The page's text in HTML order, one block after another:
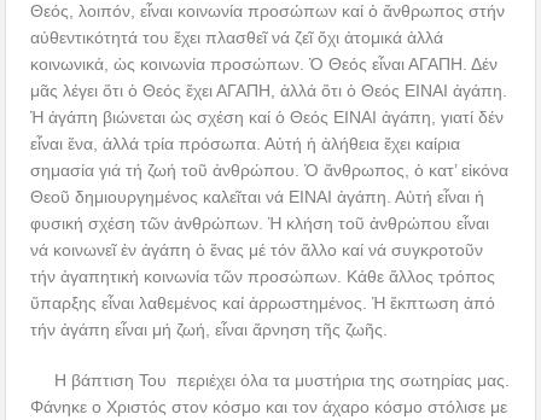
Θεός, λοιπόν, εἶναι κοινωνία προσώπων καίὁ ἄνθρωπος στήν
αὐθεντικότητά τουἔχει πλασθεῖνά ζεῖ ὄχιἀτομικάἀλλά
κοινωνικά,ὡς κοινωνία προσώπων.Ὁ Θεός εἶναι ΑΓΑΠΗ. Δέν
μᾶς λέγειὅτιὁ Θεόςἔχει ΑΓΑΠΗ,ἀλλάὅτιὁ Θεός ΕΙΝΑΙἀγάπη.
Ἡ ἀγάπη βιώνεταιὡς σχέση καίὁ Θεός ΕΙΝΑΙἀγάπη, γιατί δέν
εἶναιἕνα,ἀλλά τρία πρόσωπα. Αὐτήἡ ἀλήθειαἔχει καίρια
σημασία γιά τή ζωή τοῦ ἀνθρώπου.Ὁ ἄνθρωπος,ὁ κατ’ εἰκόνα
Θεοῦ δημιουργημένος καλεῖται νά ΕΙΝΑΙἀγάπη. Αὐτή εἶναιἡ
φυσική σχέση τῶνἀνθρώπων.Ἡ κλήση τοῦ ἀνθρώπου εἶναι
νά κοινωνεῖ ἐνἀγάπηὁ ἕνας μέ τόνἄλλο καί νά συγκροτοῦν
τήνἀγαπητική κοινωνία τῶν προσώπων. Κάθεἄλλος τρόπος
ὕπαρξης εἶναι λαθεμένος καίἀρρωστημένος.Ἡ ἔκπτωσηἀπό
τήνἀγάπη εἶναι μή ζωή, εἶναιἄρνηση τῆς ζωῆς.
Η βάπτιση Του περιέχει όλα τα μυστήρια της σωτηρίας μας.
Φάνηκε ο Χριστός στον κόσμο και τον άχαρο κόσμο στόλισε με